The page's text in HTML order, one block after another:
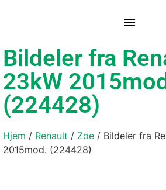
Bildeler fra
23kW
(224428)
Hjem / Renault / Zoe / Bildeler fra
2015mod. (224428)